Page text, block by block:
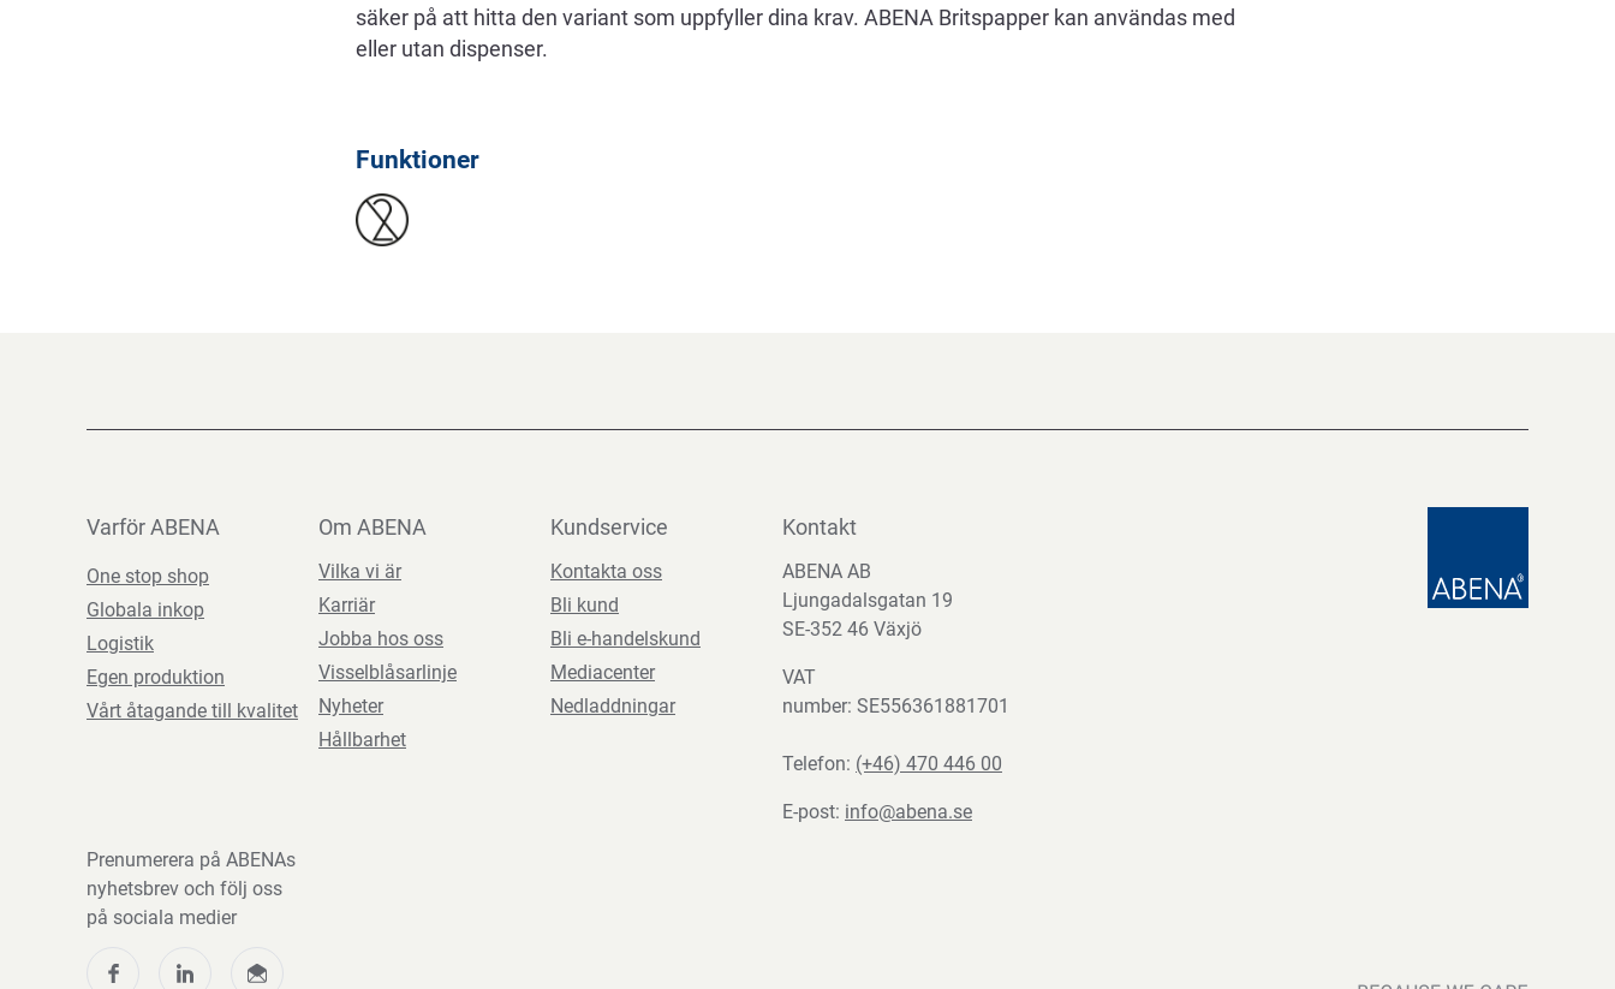
säker på att hitta den variant som uppfyller dina krav. ABENA Britspapper kan användas med
eller utan dispenser.
Funktioner
Varför ABENA
One stop shop
Globala inkop
Logistik
Egen produktion
Vårt åtagande till kvalitet
Om ABENA
Vilka vi är
Karriär
Jobba hos oss
Visselblåsarlinje
Nyheter
Hållbarhet
Kundservice
Kontakta oss
Bli kund
Bli e-handelskund
Mediacenter
Nedladdningar
Kontakt
ABENA AB
Ljungadalsgatan 19
SE-352 46 Växjö
VAT
number: SE556361881701
Telefon: (+46) 470 446 00
E-post: info@abena.se
Prenumerera på ABENAs
nyhetsbrev och följ oss
på sociala medier